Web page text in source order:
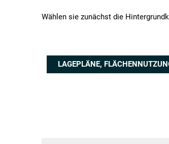
Wählen sie zunächst die
LAGEPLÄNE,